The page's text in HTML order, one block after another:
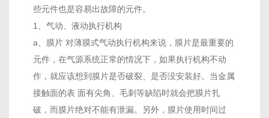
些元件也是容易出故障的元件。
1、气动、液动执行机构
a、膜片 对薄膜式气动执行机构来说，膜片是最重要的
元件，在气源系统正常的情况下，如果执行机构不动
作，就应该想到膜片是否破裂、是否没安装好。当金属
接触面的表 面有尖角、毛刺等缺陷时就会把膜片扎
破，而膜片绝对不能有泄漏。另外，膜片使用时间过